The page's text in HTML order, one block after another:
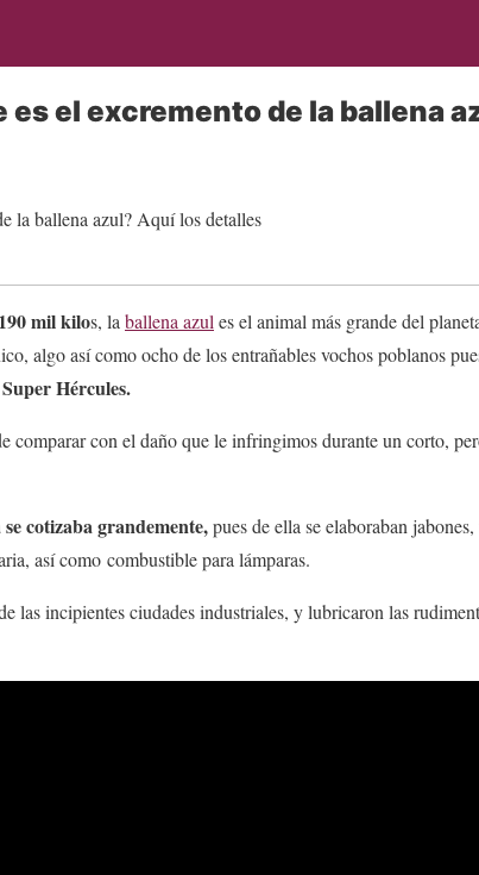
el excremento de la ballena
190 mil kilos, la ballena azul es el animal más grande del
algo así como ocho de los entrañables vochos poblanos
Hércules.
comparar con el daño que le infringimos durante un corto,
se cotizaba grandemente,pues de ella se elaboraban
así como combustible para lámparas.
las incipientes ciudades industriales, y lubricaron las